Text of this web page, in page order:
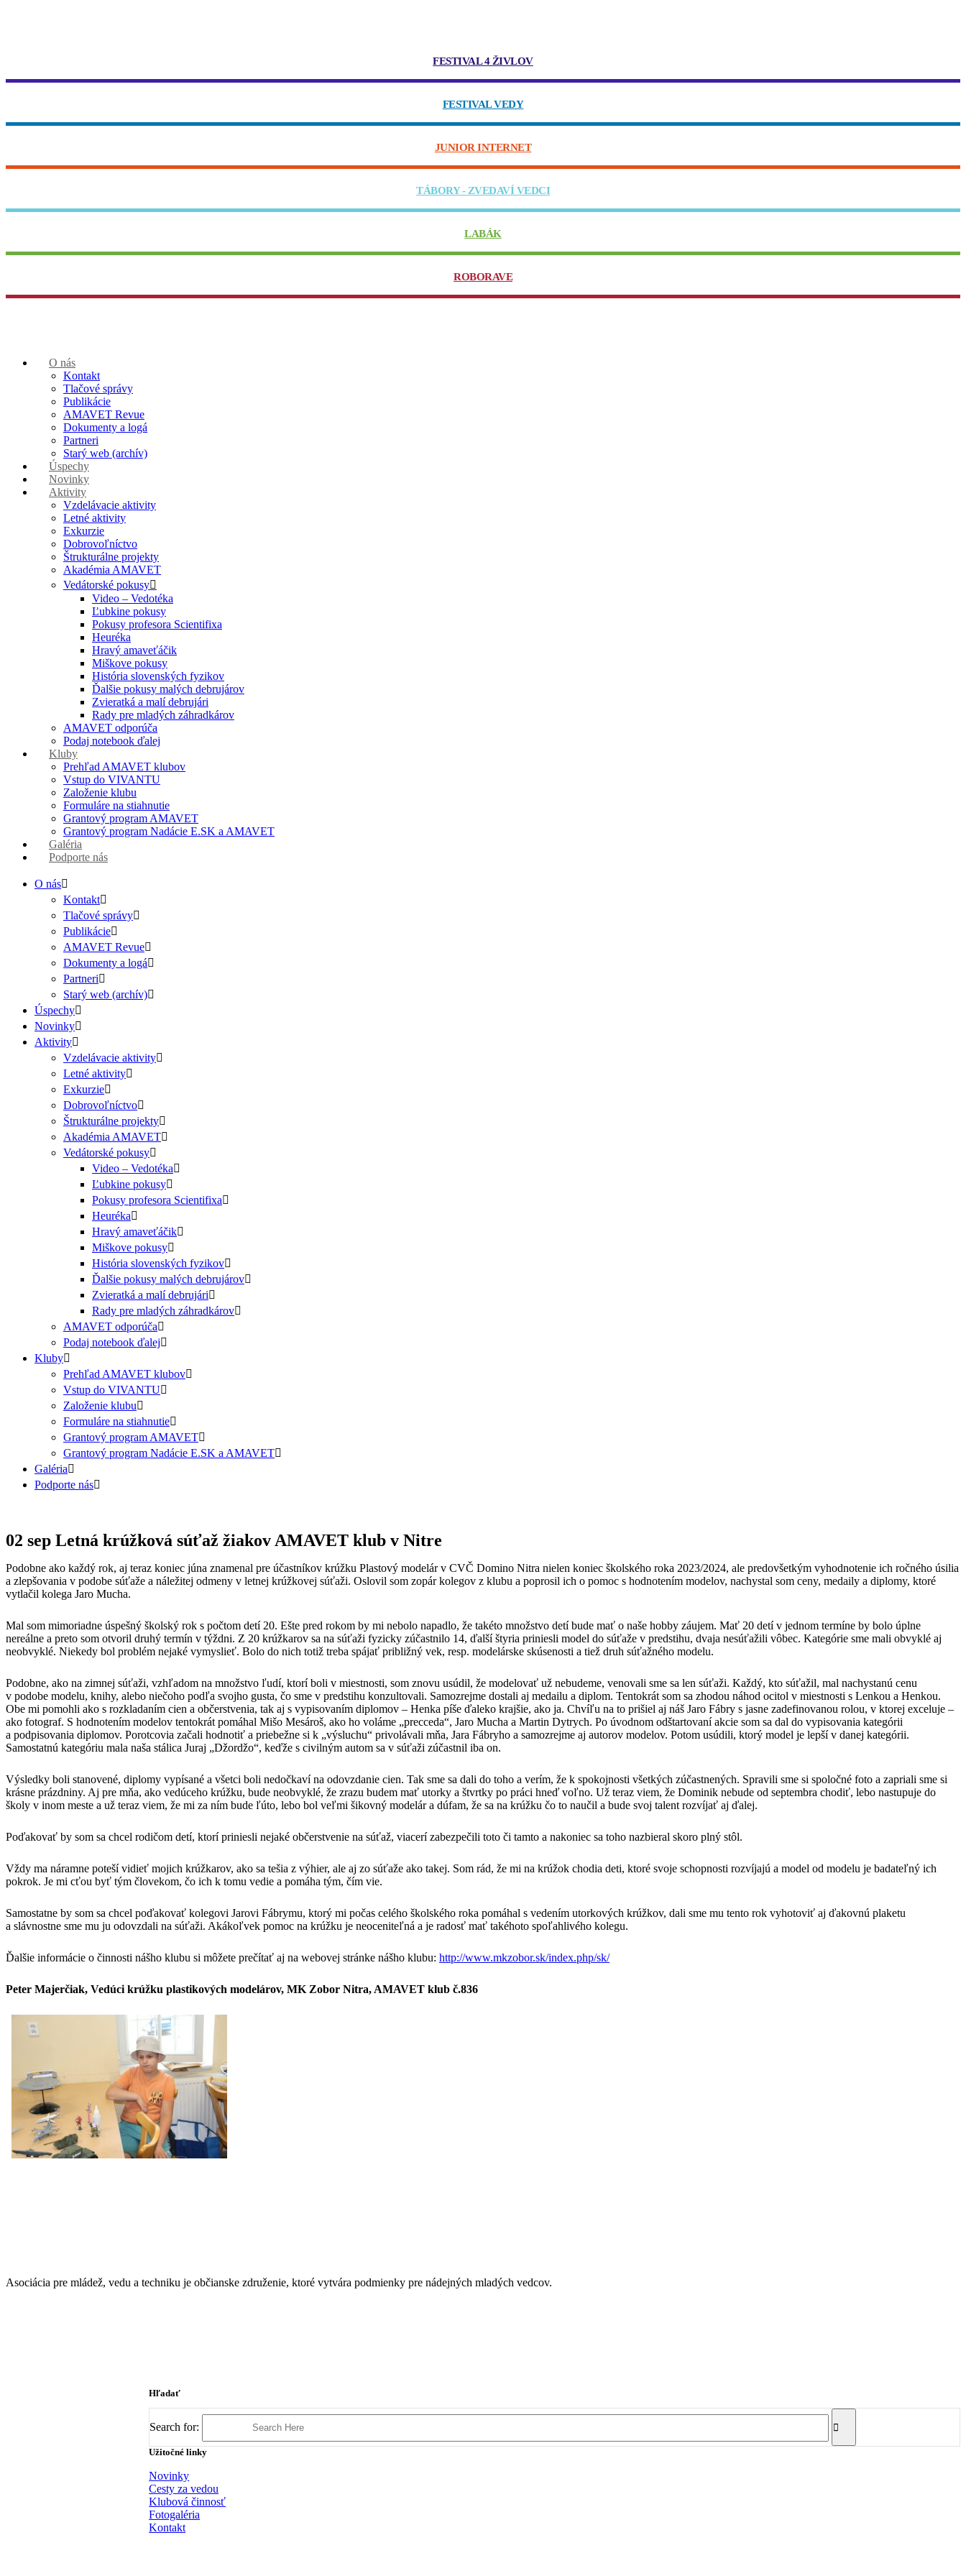
FESTIVAL 4 ŽIVLOV
FESTIVAL VEDY
JUNIOR INTERNET
TÁBORY - ZVEDAVÍ VEDCI
LABÁK
ROBORAVE
O nás
Kontakt
Tlačové správy
Publikácie
AMAVET Revue
Dokumenty a logá
Partneri
Starý web (archív)
Úspechy
Novinky
Aktivity
Vzdelávacie aktivity
Letné aktivity
Exkurzie
Dobrovoľníctvo
Štrukturálne projekty
Akadémia AMAVET
Vedátorské pokusy
Video – Vedotéka
Ľubkine pokusy
Pokusy profesora Scientifixa
Heuréka
Hravý amaveťáčik
Miškove pokusy
História slovenských fyzikov
Ďalšie pokusy malých debrujárov
Zvieratká a malí debrujári
Rady pre mladých záhradkárov
AMAVET odporúča
Podaj notebook ďalej
Kluby
Prehľad AMAVET klubov
Vstup do VIVANTU
Založenie klubu
Formuláre na stiahnutie
Grantový program AMAVET
Grantový program Nadácie E.SK a AMAVET
Galéria
Podporte nás
O nás
Kontakt
Tlačové správy
Publikácie
AMAVET Revue
Dokumenty a logá
Partneri
Starý web (archív)
Úspechy
Novinky
Aktivity
Vzdelávacie aktivity
Letné aktivity
Exkurzie
Dobrovoľníctvo
Štrukturálne projekty
Akadémia AMAVET
Vedátorské pokusy
Video – Vedotéka
Ľubkine pokusy
Pokusy profesora Scientifixa
Heuréka
Hravý amaveťáčik
Miškove pokusy
História slovenských fyzikov
Ďalšie pokusy malých debrujárov
Zvieratká a malí debrujári
Rady pre mladých záhradkárov
AMAVET odporúča
Podaj notebook ďalej
Kluby
Prehľad AMAVET klubov
Vstup do VIVANTU
Založenie klubu
Formuláre na stiahnutie
Grantový program AMAVET
Grantový program Nadácie E.SK a AMAVET
Galéria
Podporte nás
02 sep Letná krúžková súťaž žiakov AMAVET klub v Nitre
Podobne ako každý rok, aj teraz koniec júna znamenal pre účastníkov krúžku Plastový modelár v CVČ Domino Nitra nielen koniec školského roka 2023/2024, ale predovšetkým vyhodnotenie ich ročného úsilia
a zlepšovania v podobe súťaže a náležitej odmeny v letnej krúžkovej súťaži. Oslovil som zopár kolegov z klubu a poprosil ich o pomoc s hodnotením modelov, nachystal som ceny, medaily a diplomy, ktoré
vytlačil kolega Jaro Mucha.
Mal som mimoriadne úspešný školský rok s počtom detí 20. Ešte pred rokom by mi nebolo napadlo, že takéto množstvo detí bude mať o naše hobby záujem. Mať 20 detí v jednom termíne by bolo úplne
nereálne a preto som otvoril druhý termín v týždni. Z 20 krúžkarov sa na súťaži fyzicky zúčastnilo 14, ďalší štyria priniesli model do súťaže v predstihu, dvaja nesúťažili vôbec. Kategórie sme mali obvyklé aj
neobvyklé. Niekedy bol problém nejaké vymyslieť. Bolo do nich totiž treba spájať približný vek, resp. modelárske skúsenosti a tiež druh súťažného modelu.
Podobne, ako na zimnej súťaži, vzhľadom na množstvo ľudí, ktorí boli v miestnosti, som znovu usúdil, že modelovať už nebudeme, venovali sme sa len súťaži. Každý, kto súťažil, mal nachystanú cenu
v podobe modelu, knihy, alebo niečoho podľa svojho gusta, čo sme v predstihu konzultovali. Samozrejme dostali aj medailu a diplom. Tentokrát som sa zhodou náhod ocitol v miestnosti s Lenkou a Henkou.
Obe mi pomohli ako s rozkladaním cien a občerstvenia, tak aj s vypisovaním diplomov – Henka píše ďaleko krajšie, ako ja. Chvíľu na to prišiel aj náš Jaro Fábry s jasne zadefinovanou rolou, v ktorej exceluje –
ako fotograf. S hodnotením modelov tentokrát pomáhal Mišo Mesároš, ako ho voláme „precceda“, Jaro Mucha a Martin Dytrych. Po úvodnom odštartovaní akcie som sa dal do vypisovania kategórii
a podpisovania diplomov. Porotcovia začali hodnotiť a priebežne si k „výsluchu“ privolávali mňa, Jara Fábryho a samozrejme aj autorov modelov. Potom usúdili, ktorý model je lepší v danej kategórii.
Samostatnú kategóriu mala naša stálica Juraj „Džordžo“, keďže s civilným autom sa v súťaži zúčastnil iba on.
Výsledky boli stanovené, diplomy vypísané a všetci boli nedočkaví na odovzdanie cien. Tak sme sa dali do toho a verím, že k spokojnosti všetkých zúčastnených. Spravili sme si spoločné foto a zapriali sme si
krásne prázdniny. Aj pre mňa, ako vedúceho krúžku, bude neobvyklé, že zrazu budem mať utorky a štvrtky po práci hneď voľno. Už teraz viem, že Dominik nebude od septembra chodiť, lebo nastupuje do
školy v inom meste a už teraz viem, že mi za ním bude ľúto, lebo bol veľmi šikovný modelár a dúfam, že sa na krúžku čo to naučil a bude svoj talent rozvíjať aj ďalej.
Poďakovať by som sa chcel rodičom detí, ktorí priniesli nejaké občerstvenie na súťaž, viacerí zabezpečili toto či tamto a nakoniec sa toho nazbieral skoro plný stôl.
Vždy ma náramne poteší vidieť mojich krúžkarov, ako sa tešia z výhier, ale aj zo súťaže ako takej. Som rád, že mi na krúžok chodia deti, ktoré svoje schopnosti rozvíjajú a model od modelu je badateľný ich
pokrok. Je mi cťou byť tým človekom, čo ich k tomu vedie a pomáha tým, čím vie.
Samostatne by som sa chcel poďakovať kolegovi Jarovi Fábrymu, ktorý mi počas celého školského roka pomáhal s vedením utorkových krúžkov, dali sme mu tento rok vyhotoviť aj ďakovnú plaketu
a slávnostne sme mu ju odovzdali na súťaži. Akákoľvek pomoc na krúžku je neoceniteľná a je radosť mať takéhoto spoľahlivého kolegu.
Ďalšie informácie o činnosti nášho klubu si môžete prečítať aj na webovej stránke nášho klubu: http://www.mkzobor.sk/index.php/sk/
Peter Majerčiak, Vedúci krúžku plastikových modelárov, MK Zobor Nitra, AMAVET klub č.836
Asociácia pre mládež, vedu a techniku je občianske združenie, ktoré vytvára podmienky pre nádejných mladých vedcov.
Hľadať
Search for:
Užitočné linky
Novinky
Cesty za vedou
Klubová činnosť
Fotogaléria
Kontakt